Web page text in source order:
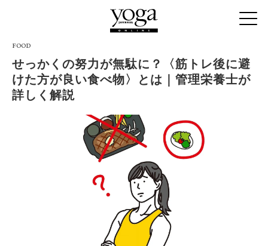
FOOD
せっかくの努力が無駄に？〈筋トレ後に避
けた方が良い食べ物〉とは｜管理栄養士が
詳しく解説